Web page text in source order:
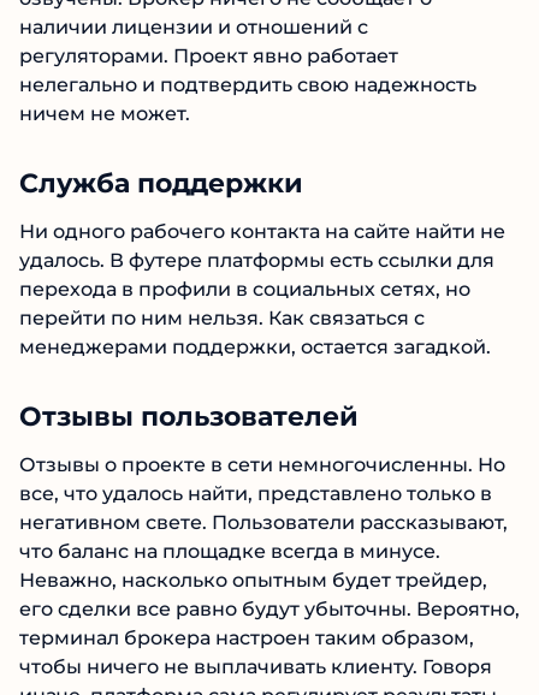
озвучены. Брокер ничего не сообщает о
наличии лицензии и отношений с
регуляторами. Проект явно работает
нелегально и подтвердить свою надежность
Служба поддержки
Ни одного рабочего контакта на сайте найти
не удалось. В футере платформы есть ссылки
для перехода в профили в социальных сетях,
но перейти по ним нельзя. Как связаться с
менеджерами поддержки, остается загадкой.
Отзывы пользователей
Отзывы о проекте в сети немногочисленны.
Но все, что удалось найти, представлено
только в негативном свете. Пользователи
рассказывают, что баланс на площадке всегда
в минусе. Неважно, насколько опытным будет
трейдер, его сделки все равно будут
убыточны. Вероятно, терминал брокера
настроен таким образом, чтобы ничего не
№1 В РЕЙТИНГЕ
Samorph 4.9
Рекомендован
Читать обзор